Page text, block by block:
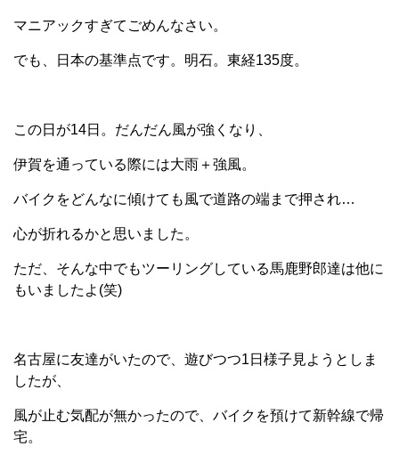
マニアックすぎてごめんなさい。
でも、日本の基準点です。明石。東経135度。
この日が14日。だんだん風が強くなり、
伊賀を通っている際には大雨＋強風。
バイクをどんなに傾けても風で道路の端まで押され…
心が折れるかと思いました。
ただ、そんな中でもツーリングしている馬鹿野郎達は他に
もいましたよ(笑)
名古屋に友達がいたので、遊びつつ1日様子見ようとしま
したが、
風が止む気配が無かったので、バイクを預けて新幹線で帰
宅。